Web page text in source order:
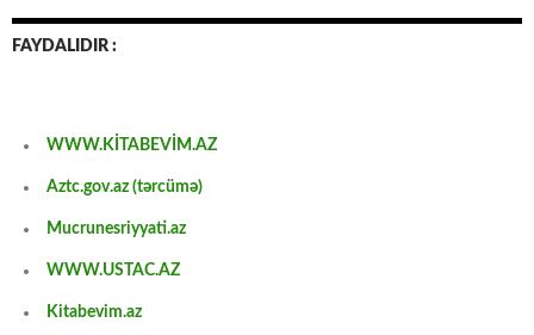
FAYDALIDIR :
WWW.KİTABEVİM.AZ
Aztc.gov.az (tərcümə)
Mucrunesriyyati.az
WWW.USTAC.AZ
Kitabevim.az